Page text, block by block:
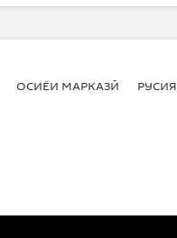
Чин Қазоқистон
ОСИЁИ МАРКАЗӢ РУСИЯ